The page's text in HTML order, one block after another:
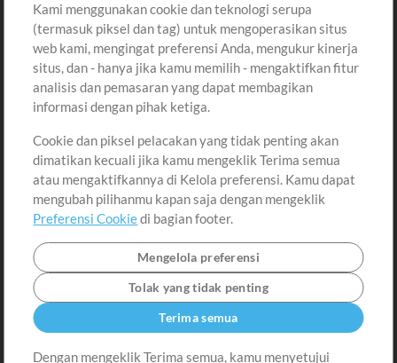
Pembelian
Beli Kredit
Konten Gratis
Permintaan Lagu
Lain-lain
Sesi
Kirimkan musik kamu
Playlist
MT Conference
Akun
Masuk
Daftar
Lihat Keranjang
Kami menggunakan cookie dan teknologi serupa
(termasuk piksel dan tag) untuk mengoperasikan situs
web kami, mengingat preferensi Anda, mengukur kinerja
situs, dan - hanya jika kamu memilih - mengaktifkan fitur
analisis dan pemasaran yang dapat membagikan
informasi dengan pihak ketiga.
Cookie dan piksel pelacakan yang tidak penting akan
dimatikan kecuali jika kamu mengeklik Terima semua
atau mengaktifkannya di Kelola preferensi. Kamu dapat
mengubah pilihanmu kapan saja dengan mengeklik
Preferensi Cookiedi bagian footer.
Mengelola preferensi
Tolak yang tidak penting
Terima semua
Dengan mengeklik Terima semua, kamu menyetujui